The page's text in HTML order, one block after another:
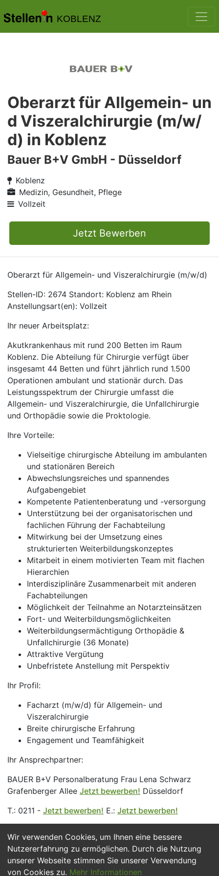
KOBLENZ
Wir verwenden Cookies, um Ihnen eine bessere
Nutzererfahrung zu ermöglichen. Durch die Nutzung
unserer Webseite stimmen Sie unserer Verwendung
von Cookies zu. Mehr Informationen
Oberarzt für Allgemein- un
d Viszeralchirurgie (m/w/
d) in Koblenz
Bauer B+V GmbH - Düsseldorf
Koblenz
Medizin, Gesundheit, Pflege
Vollzeit
Jetzt Bewerben
Oberarzt für Allgemein- und Viszeralchirurgie (m/w/d)
Stellen-ID: 2674 Standort: Koblenz am Rhein
Anstellungsart(en): Vollzeit
Ihr neuer Arbeitsplatz:
Akutkrankenhaus mit rund 200 Betten im Raum
Koblenz. Die Abteilung für Chirurgie verfügt über
insgesamt 44 Betten und führt jährlich rund 1.500
Operationen ambulant und stationär durch. Das
Leistungsspektrum der Chirurgie umfasst die
Allgemein- und Viszeralchirurgie, die Unfallchirurgie
und Orthopädie sowie die Proktologie.
Ihre Vorteile:
Vielseitige chirurgische Abteilung im ambulanten
und stationären Bereich
Abwechslungsreiches und spannendes
Aufgabengebiet
Kompetente Patientenberatung und -versorgung
Unterstützung bei der organisatorischen und
fachlichen Führung der Fachabteilung
Mitwirkung bei der Umsetzung eines
strukturierten Weiterbildungskonzeptes
Mitarbeit in einem motivierten Team mit flachen
Hierarchien
Interdisziplinäre Zusammenarbeit mit anderen
Fachabteilungen
Möglichkeit der Teilnahme an Notarzteinsätzen
Fort- und Weiterbildungsmöglichkeiten
Weiterbildungsermächtigung Orthopädie &
Unfallchirurgie (36 Monate)
Attraktive Vergütung
Unbefristete Anstellung mit Perspektiv
Ihr Profil:
Facharzt (m/w/d) für Allgemein- und
Viszeralchirurgie
Breite chirurgische Erfahrung
Engagement und Teamfähigkeit
Ihr Ansprechpartner:
BAUER B+V Personalberatung Frau Lena Schwarz
Grafenberger Allee Jetzt bewerben! Düsseldorf
T.: 0211 - Jetzt bewerben! E.: Jetzt bewerben!
Jetzt Bewerben